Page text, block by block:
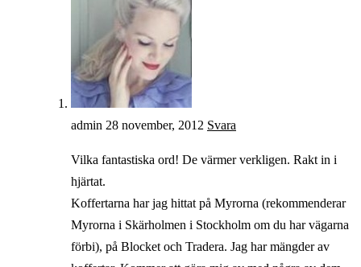
admin 28 november, 2012 Svara
Vilka fantastiska ord! De värmer verkligen. Rakt in i
hjärtat.
Koffertarna har jag hittat på Myrorna (rekommenderar
Myrorna i Skärholmen i Stockholm om du har vägarna
förbi), på Blocket och Tradera. Jag har mängder av